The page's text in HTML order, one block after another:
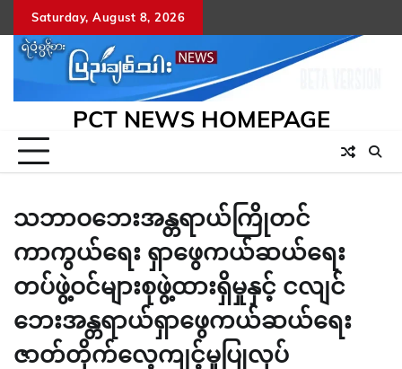
to
content
Saturday, August 8, 2026
PCT NEWS HOMEPAGE
သဘာဝဘေးအန္တရာယ်ကြိုတင်
ကာကွယ်ရေး ရှာဖွေကယ်ဆယ်ရေး
တပ်ဖွဲ့ဝင်များစုဖွဲ့ထားရှိမှုနှင့် ငလျင်
ဘေးအန္တရာယ်ရှာဖွေကယ်ဆယ်ရေး
ဇာတ်တိုက်လေ့ကျင့်မှုပြုလုပ်